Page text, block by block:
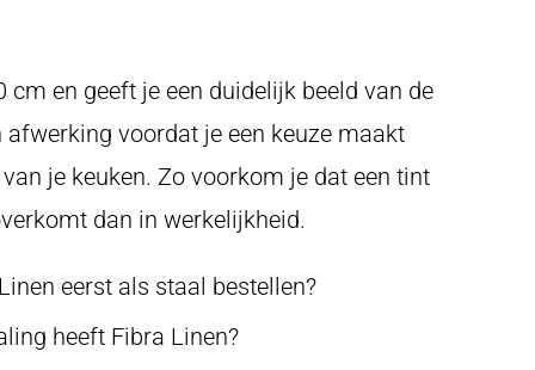
cm en geeft je een duidelijk beeld van de
afwerking voordat je een keuze maakt
je keuken. Zo voorkom je dat een tint
dan in werkelijkheid.
eerst als staal bestellen?
heeft Fibra Linen?